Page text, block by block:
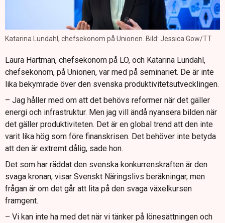
Katarina Lundahl, chefsekonom på Unionen. Bild: Jessica Gow/TT
Laura Hartman, chefsekonom på LO, och Katarina Lundahl,
chefsekonom, på Unionen, var med på seminariet. De är inte
lika bekymrade över den svenska produktivitetsutvecklingen.
– Jag håller med om att det behövs reformer när det gäller
energi och infrastruktur. Men jag vill ändå nyansera bilden när
det gäller produktiviteten. Det är en global trend att den inte
varit lika hög som före finanskrisen. Det behöver inte betyda
att den är extremt dålig, sade hon.
Det som har räddat den svenska konkurrenskraften är den
svaga kronan, visar Svenskt Näringslivs beräkningar, men
frågan är om det går att lita på den svaga växelkursen
framgent.
– Vi kan inte ha med det när vi tänker på lönesättningen och